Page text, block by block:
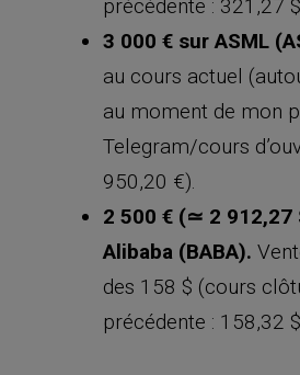
précédente : 321,27
3 000 € sur ASML
au cours actuel
au moment de mon
Telegram/cours
950,20 €).
2 500 € (≃ 2 912,27
Alibaba (BABA).
des 158 $ (cours
précédente : 158,32